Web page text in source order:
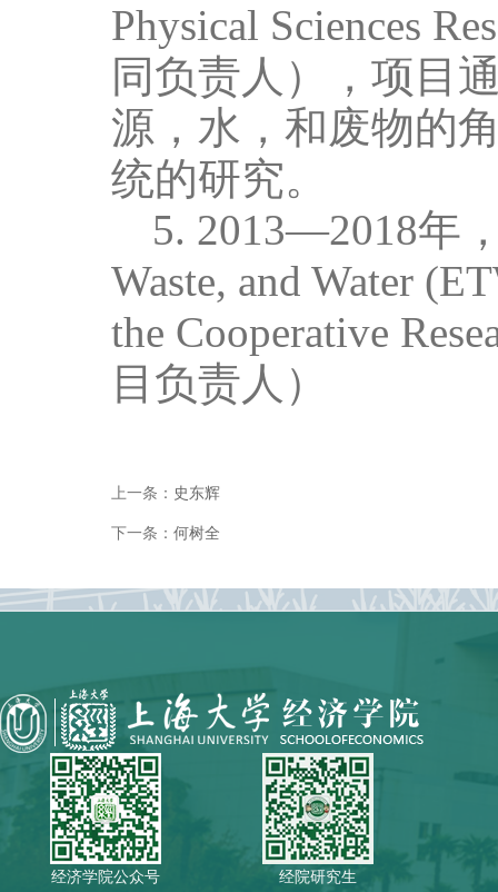
Physical Sciences
同负责人），项目
源，水，和废物的
统的研究。
5. 2013—2018年
Waste, and Water
the Cooperative
目负责人）
上一条： 史东辉
下一条： 何树全
经济学院公众号 经院研究生